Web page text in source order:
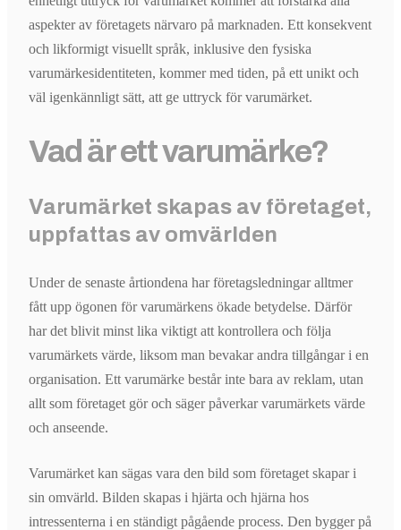
aspekter av företagets närvaro på marknaden. Ett konsekvent
och likformigt visuellt språk, inklusive den fysiska
varumärkesidentiteten, kommer med tiden, på ett unikt och
väl igenkännligt sätt, att ge uttryck för varumärket.
Vad är ett varumärke?
Varumärket skapas av företaget,
uppfattas av omvärlden
Under de senaste årtiondena har företagsledningar alltmer
fått upp ögonen för varumärkens ökade betydelse. Därför
har det blivit minst lika viktigt att kontrollera och följa
varumärkets värde, liksom man bevakar andra tillgångar i en
organisation. Ett varumärke består inte bara av reklam, utan
allt som företaget gör och säger påverkar varumärkets värde
och anseende.
Varumärket kan sägas vara den bild som företaget skapar i
sin omvärld. Bilden skapas i hjärta och hjärna hos
intressenterna i en ständigt pågående process. Den bygger på